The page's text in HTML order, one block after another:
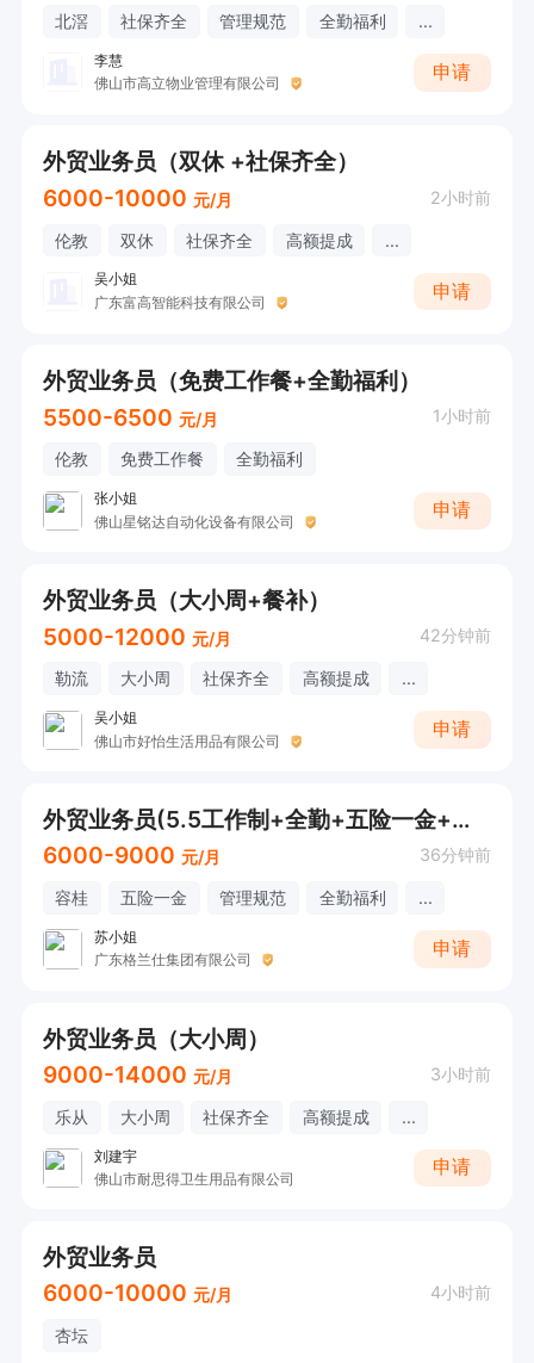
北滘 社保齐全 管理规范 全勤福利 ...
李慧
佛山市高立物业管理有限公司
申请
外贸业务员（双休 +社保齐全）
6000-10000 元/月 2小时前
伦教 双休 社保齐全 高额提成 ...
吴小姐
广东富高智能科技有限公司
申请
外贸业务员（免费工作餐+全勤福利）
5500-6500 元/月 1小时前
伦教 免费工作餐 全勤福利
张小姐
佛山星铭达自动化设备有限公司
申请
外贸业务员（大小周+餐补）
5000-12000 元/月 42分钟前
勒流 大小周 社保齐全 高额提成 ...
吴小姐
佛山市好怡生活用品有限公司
申请
外贸业务员(5.5工作制+全勤+五险一金+节日慰问）
6000-9000 元/月 36分钟前
容桂 五险一金 管理规范 全勤福利 ...
苏小姐
广东格兰仕集团有限公司
申请
外贸业务员（大小周）
9000-14000 元/月 3小时前
乐从 大小周 社保齐全 高额提成 ...
刘建宇
佛山市耐思得卫生用品有限公司
申请
外贸业务员
6000-10000 元/月 4小时前
杏坛